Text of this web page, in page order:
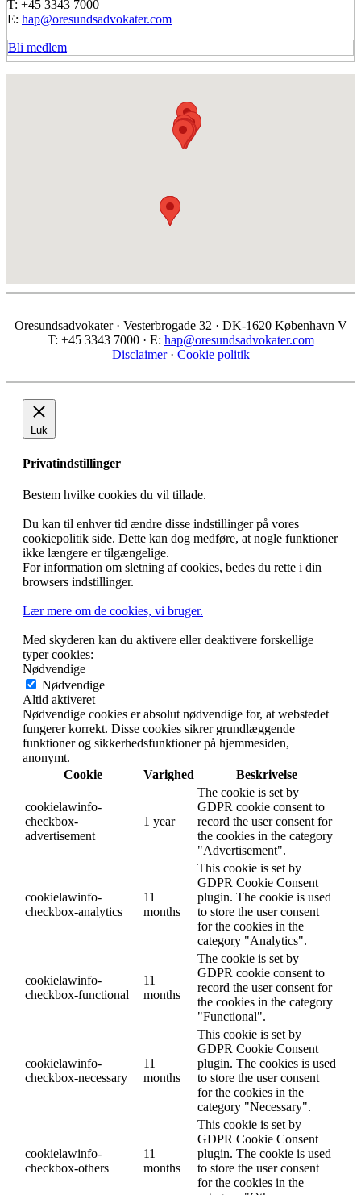
Hvordan får man sine penge hjem?
OCH PERSONSKADE
16. april 2008 - Besök i Ørestad, Amager och företagens
19. april 2007 - Beskattning, Kommersiella fastigheter och
Oresundsadvokater
Vesterbrogade 32
T: +45 3343 7000
hap@oresundsadvokater.com
Bli medlem
Oresundsadvokater · Vesterbrogade 32 · DK-1620 København V
T: +45 3343 7000 · E:
Luk
Bestem hvilke cookies du vil tillade.
Du kan til enhver tid ændre disse indstillinger på vores
cookiepolitik side. Dette kan dog medføre, at nogle funktioner
For information om sletning af cookies, bedes du rette i din
browsers indstillinger.
Lær mere om de cookies, vi bruger.
Med skyderen kan du aktivere eller deaktivere forskellige
typer cookies:
Nødvendige cookies er absolut nødvendige for, at webstedet
fungerer korrekt. Disse cookies sikrer grundlæggende
funktioner og sikkerhedsfunktioner på hjemmesiden,
Beskrivelse
checkbox-
advertisement
1 year
The cookie is set by
GDPR cookie consent to
record the user consent for
the cookies in the category
"Advertisement".